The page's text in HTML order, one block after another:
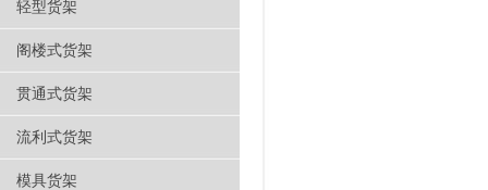
轻型货架
阁楼式货架
贯通式货架
流利式货架
模具货架